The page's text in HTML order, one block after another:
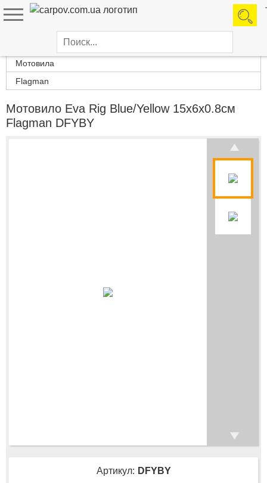
Каталог товаров
Мотовила
Flagman
Мотовило Eva Rig Blue/Yellow 15х6х0.8см
Flagman DFYBY
Артикул: DFYBY